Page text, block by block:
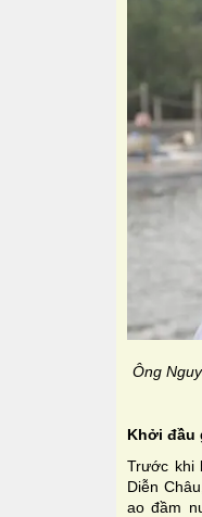
Ông
Khởi đầu
Trước khi
Diễn
ao đầm